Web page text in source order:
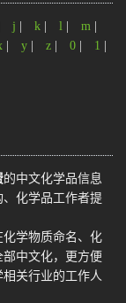
j k l m
y z 0 1
的中文化学品信息
化学品工作者提
学物质命名、化
中文化，更方便
关行业的工作人